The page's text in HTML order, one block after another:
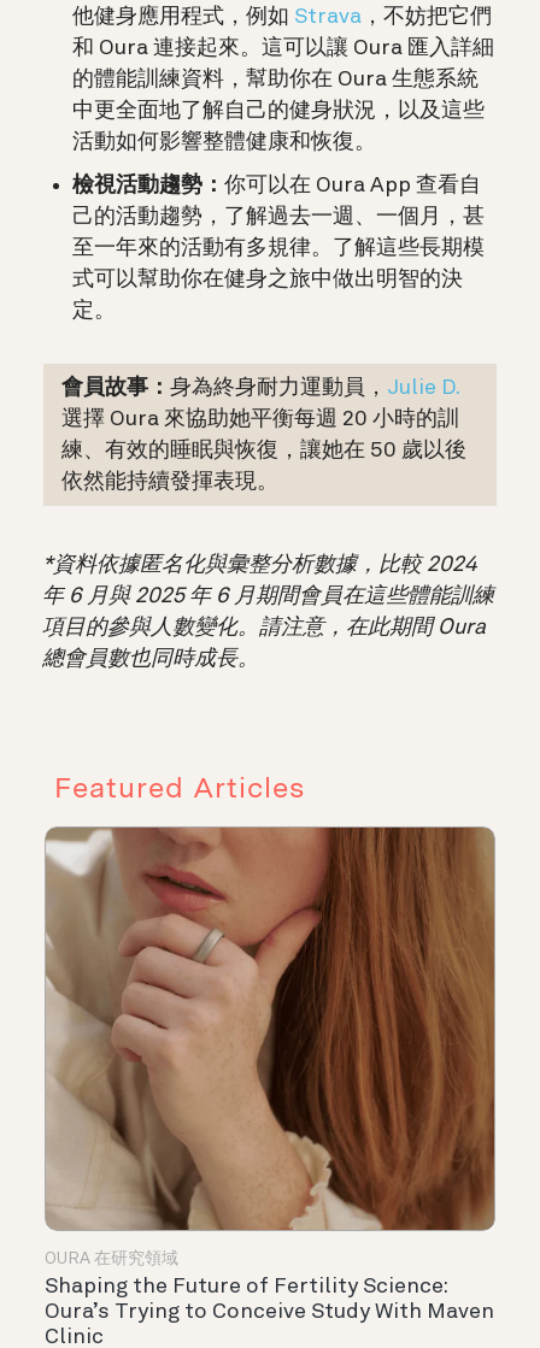
他健身應用程式，例如 Strava ，不妨把它們
和 Oura 連接起來。這可以讓 Oura 匯入詳細
的體能訓練資料，幫助你在 Oura 生態系統
中更全面地了解自己的健身狀況，以及這些
活動如何影響整體健康和恢復。
檢視活動趨勢： 你可以在 Oura App 查看自
己的活動趨勢，了解過去一週、一個月，甚
至一年來的活動有多規律。了解這些長期模
式可以幫助你在健身之旅中做出明智的決
定。
會員故事： 身為終身耐力運動員， Julie D.
選擇 Oura 來協助她平衡每週 20 小時的訓
練、有效的睡眠與恢復，讓她在 50 歲以後
依然能持續發揮表現。
*資料依據匿名化與彙整分析數據，比較 2024
年 6 月與 2025 年 6 月期間會員在這些體能訓練
項目的參與人數變化。請注意，在此期間 Oura
總會員數也同時成長。
Featured Articles
OURA 在研究領域
Shaping the Future of Fertility Science:
Oura’s Trying to Conceive Study With Maven
Clinic